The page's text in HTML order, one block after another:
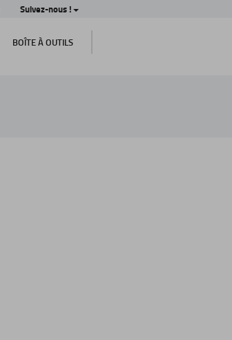
Suivez-nous !
BOÎTE À OUTILS